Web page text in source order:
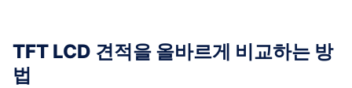
TFT LCD 견적을 올바르게 비교하는 방
법